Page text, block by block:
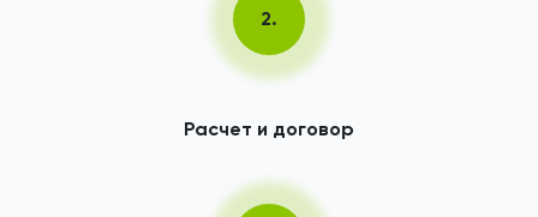
2.
Расчет и договор